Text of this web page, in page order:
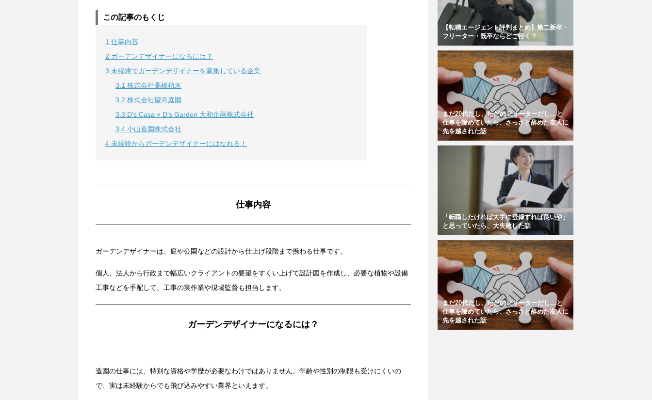
この記事のもくじ
1 仕事内容
2 ガーデンデザイナーになるには？
3 未経験でガーデンデザイナーを募集している企業
3.1 株式会社高橋植木
3.2 株式会社望月庭園
3.3 D’s Casa × D’s Garden 大和企画株式会社
3.4 小山造園株式会社
4 未経験からガーデンデザイナーにはなれる！
仕事内容
ガーデンデザイナーは、庭や公園などの設計から仕上げ段階まで携わる仕事です。
個人、法人から行政まで幅広いクライアントの要望をすくい上げて設計図を作成し、必要な植物や設備
工事などを手配して、工事の実作業や現場監督も担当します。
ガーデンデザイナーになるには？
造園の仕事には、特別な資格や学歴が必要なわけではありません。年齢や性別の制限も受けにくいの
で、実は未経験からでも飛び込みやすい業界といえます。
【転職エージェント評判まとめ】第二新卒・
フリーター・既卒ならどこ行く？
まだ20代だし、ただのフリーターだし…と
仕事を諦めていたら、さっさと辞めた友人に
先を越された話
「転職したければ大手に登録すれば良いや」
と思っていたら、大失敗した話
まだ20代だし、ただのフリーターだし…と
仕事を諦めていたら、さっさと辞めた友人に
先を越された話